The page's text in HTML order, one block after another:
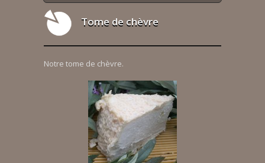
Tome de chèvre
Notre tome de chèvre.